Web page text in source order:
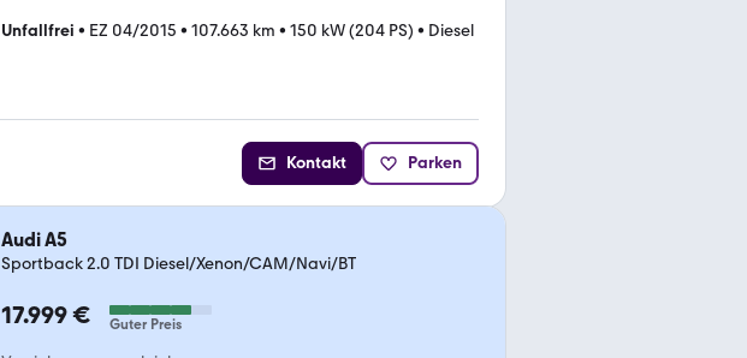
Unfallfrei • EZ 04/2015 • 107.663 km • 150 kW (204 PS) • Diesel
Kontakt Parken
Audi A5
Sportback 2.0 TDI Diesel/Xenon/CAM/Navi/BT
17.999 € Guter Preis